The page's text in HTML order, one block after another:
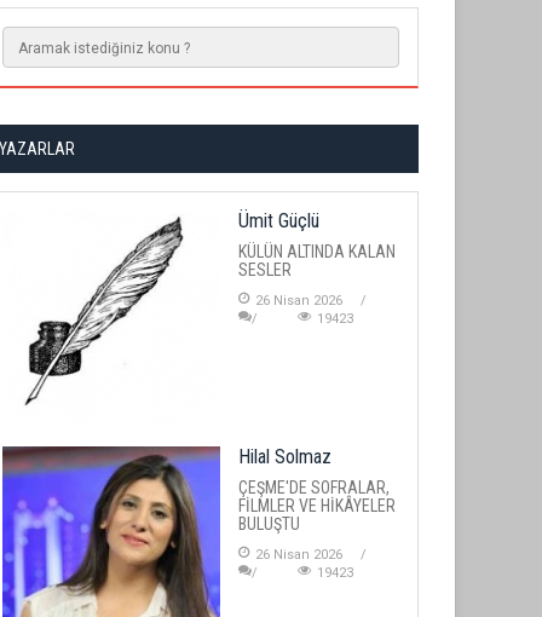
YAZARLAR
Ümit Güçlü
KÜLÜN ALTINDA KALAN
SESLER
26 Nisan 2026
19423
Hilal Solmaz
ÇEŞME'DE SOFRALAR,
FİLMLER VE HİKÂYELER
BULUŞTU
26 Nisan 2026
19423